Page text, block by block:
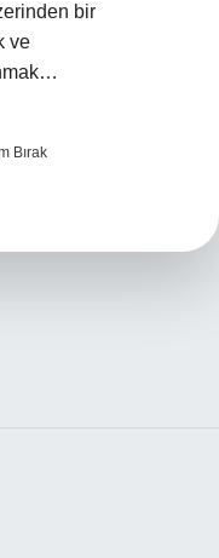
bir
ve
Bırak